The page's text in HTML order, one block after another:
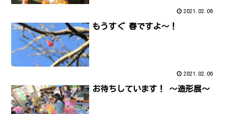
2021.02.06
もうすぐ 春ですよ～！
2021.02.06
お待ちしています！ ～造形展～